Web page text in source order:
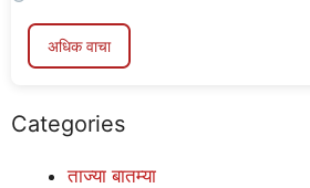
अधिक वाचा
Categories
ताज्या बातम्या